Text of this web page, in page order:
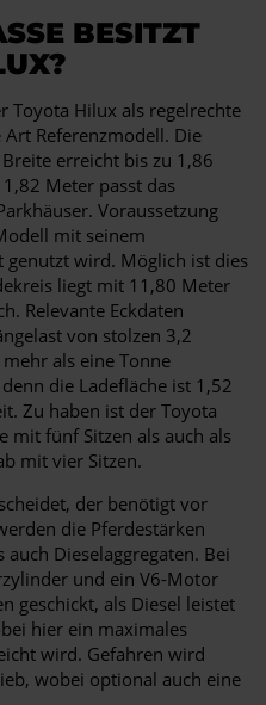
BESITZT D
Toyota Hilux als regelrechte
Referenzmodell. Die
erreicht bis zu 1,86
Meter passt das
Voraussetzung
mit seinem
genutzt wird. Möglich ist dies
liegt mit 11,80 Meter
Relevante Eckdaten
von stolzen 3,2
als eine Tonne
die Ladefläche ist 1,52
Zu haben ist der Toyota
mit fünf Sitzen als auch als
mit vier Sitzen.
der benötigt vor
die Pferdestärken
Dieselaggregaten. Bei
und ein V6-Motor
geschickt, als Diesel leistet
hier ein maximales
wird. Gefahren wird
wobei optional auch eine